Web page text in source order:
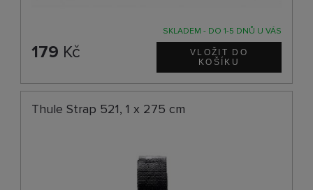
SKLADEM - DO 1-5 DNŮ U VÁS
179 Kč
Thule Strap 521, 1 x 275 cm